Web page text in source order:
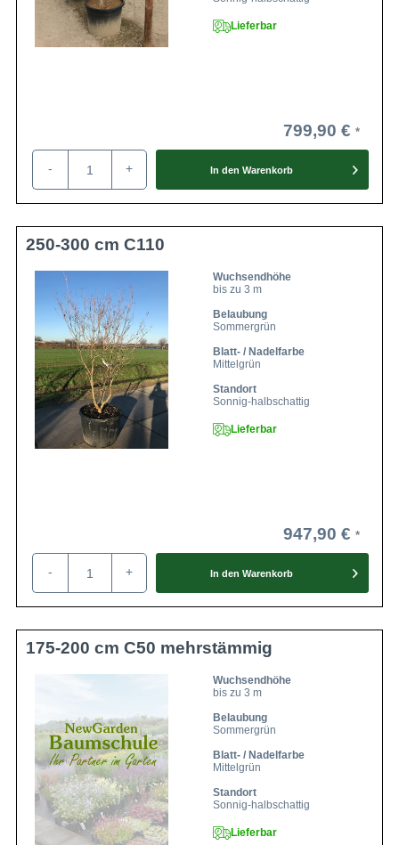
Lieferbar
799,90 €
- + In den Warenkorb
250-300 cm C110
Wuchsendhöhe
bis zu 3 m
Belaubung
Sommergrün
Blatt- / Nadelfarbe
Mittelgrün
Standort
Sonnig-halbschattig
Lieferbar
947,90 €
- + In den Warenkorb
175-200 cm C50 mehrstämmig
Wuchsendhöhe
bis zu 3 m
Belaubung
Sommergrün
Blatt- / Nadelfarbe
Mittelgrün
Standort
Sonnig-halbschattig
Lieferbar